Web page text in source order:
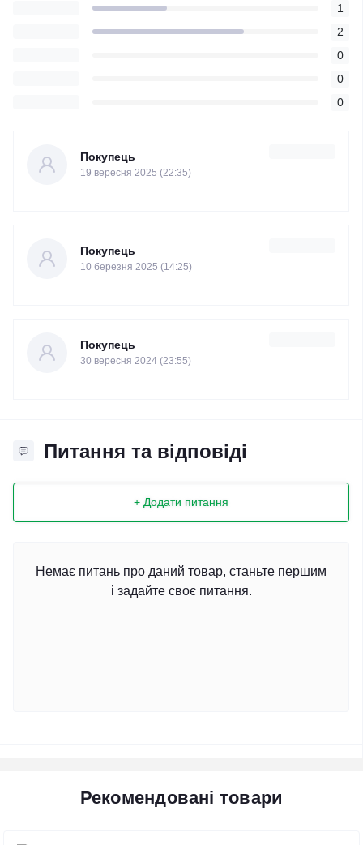
1
2
0
0
0
Покупець
19 вересня 2025 (22:35)
Покупець
10 березня 2025 (14:25)
Покупець
30 вересня 2024 (23:55)
Питання та відповіді
+ Додати питання
Немає питань про даний товар, станьте першим
і задайте своє питання.
Рекомендовані товари